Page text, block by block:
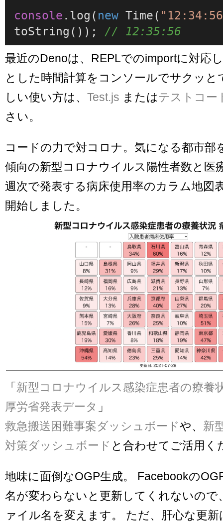
console . log ( new Time(
toString ()); // 12:35:56
最近のDenoは、REPLでのimportに対応
とした時間計算をコンソールでサクッと
しい使い方は、 Test.js またはテストコー
さい。
コードの力で対コロナ。気になる都市部
傾向の新型コロナウイルス陽性者数と医
週次で発表する病床使用率のカラム地図
開始しました。
「新型コロナウイルス感染症患者の療養
厚労省発表データ 」
救急搬送困難事案ダッシュボードや、 新
対策ダッシュボード と合わせてご活用く
地味に面倒なOGP生成。 Facebookの
名が変わらないと更新してくれないので
ァイル名を変えます。 ただ、肝心な更